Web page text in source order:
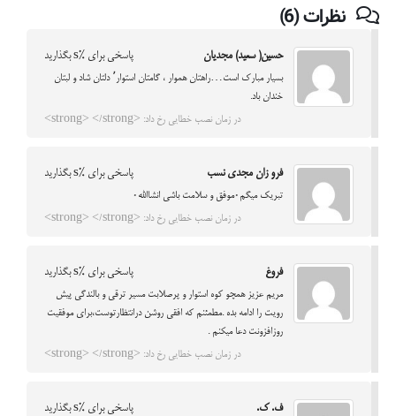
نظرات (6)
حسین( سعید) مجدیان پاسخی برای %s بگذارید
بسیار مبارک است…راهتان هموار ، گامتان استوار٬ دلتان شاد و لبتان
خندان باد.
در زمان نصب خطایی رخ داد: <strong> </strong>
فرو زان مجدی نسب پاسخی برای %s بگذارید
تبریک میگم۰موفق و سلامت باشی انشاالله۰
در زمان نصب خطایی رخ داد: <strong> </strong>
فروغ پاسخی برای %s بگذارید
مریم عزیز همچو کوه استوار و پرصلابت مسیر ترقی و بالندگی پیش
رویت را ادامه بده .مطمئنم که افقی روشن درانتظارتوست،برای موفقیت
روزافزونت دعا میکنم .
در زمان نصب خطایی رخ داد: <strong> </strong>
ف. ک. پاسخی برای %s بگذارید